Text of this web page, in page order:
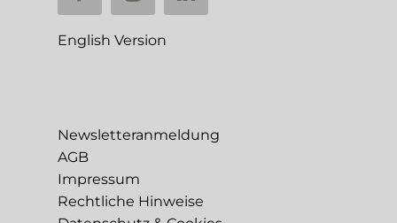
English Version
Newsletteranmeldung
AGB
Impressum
Rechtliche Hinweise